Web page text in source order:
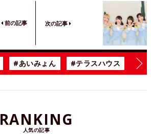
前の記事 次の記事
#あいみょん #テラスハウス #漫
RANKING
人気の記事